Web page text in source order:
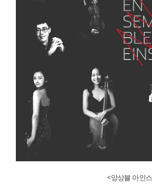
​​​<앙상블 아인